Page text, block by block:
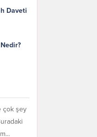
Daveti
çok şey